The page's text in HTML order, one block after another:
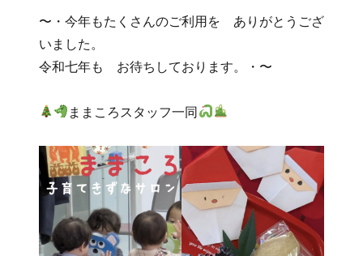
〜・今年もたくさんのご利用を ありがとうござ
いました。
令和七年も お待ちしております。・〜
ままころスタッフ一同